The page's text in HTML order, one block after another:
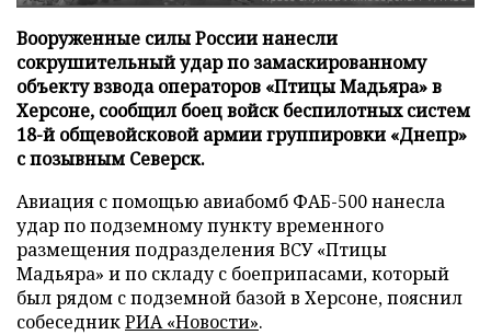
Вооруженные силы России нанесли
сокрушительный удар по замаскированному
объекту взвода операторов «Птицы Мадьяра» в
Херсоне, сообщил боец войск беспилотных систем
18-й общевойсковой армии группировки «Днепр»
с позывным Северск.
Авиация с помощью авиабомб ФАБ-500 нанесла
удар по подземному пункту временного
размещения подразделения ВСУ «Птицы
Мадьяра» и по складу с боеприпасами, который
был рядом с подземной базой в Херсоне, пояснил
собеседникРИА «Новости».